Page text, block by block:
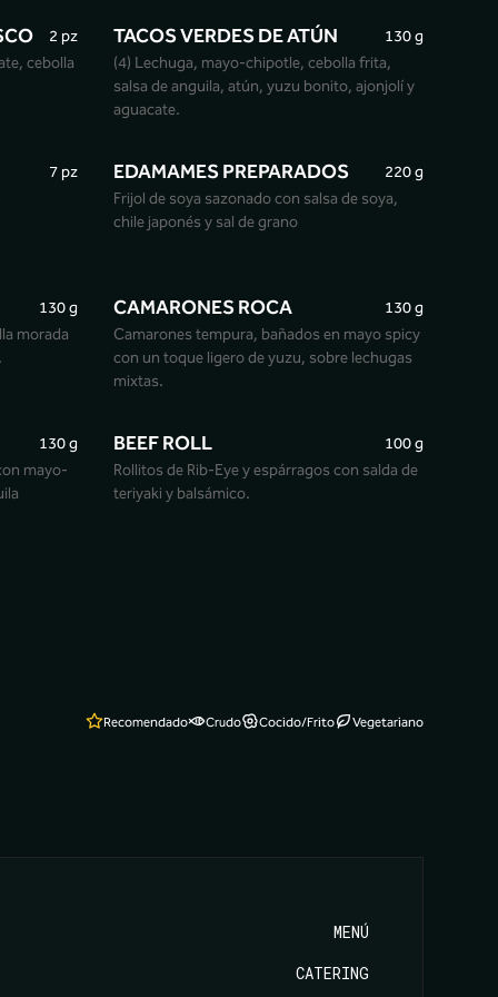
2 pz
cebolla
TACOS VERDES DE ATÚN
130 g
(4) Lechuga, mayo-chipotle, cebolla frita,
salsa de anguila, atún, yuzu bonito, ajonjolí y
aguacate.
7 pz
EDAMAMES PREPARADOS
220 g
Frijol de soya sazonado con salsa de soya,
chile japonés y sal de grano
130 g
morada
CAMARONES ROCA
130 g
Camarones tempura, bañados en mayo spicy
con un toque ligero de yuzu, sobre lechugas
mixtas.
130 g
mayo-
BEEF ROLL
100 g
Rollitos de Rib-Eye y espárragos con salda de
teriyaki y balsámico.
Recomendado Crudo Cocido/Frito Vegetariano
MENÚ
CATERING